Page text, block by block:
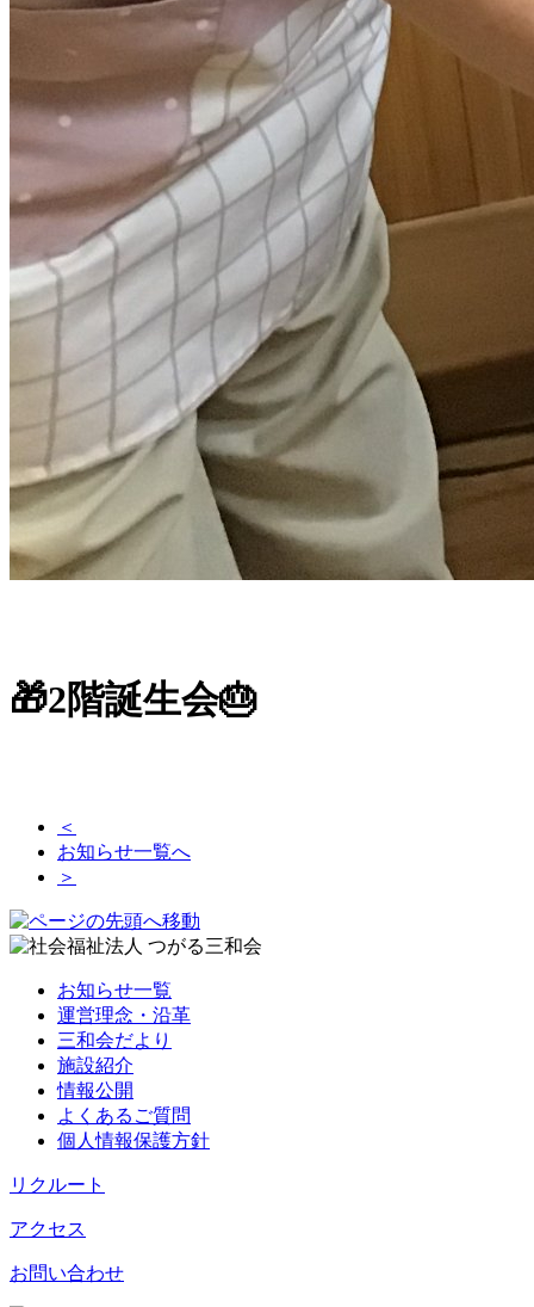
🎁2階誕生会🎂
＜
お知らせ一覧へ
＞
お知らせ一覧
運営理念・沿革
三和会だより
施設紹介
情報公開
よくあるご質問
個人情報保護方針
リクルート
アクセス
お問い合わせ